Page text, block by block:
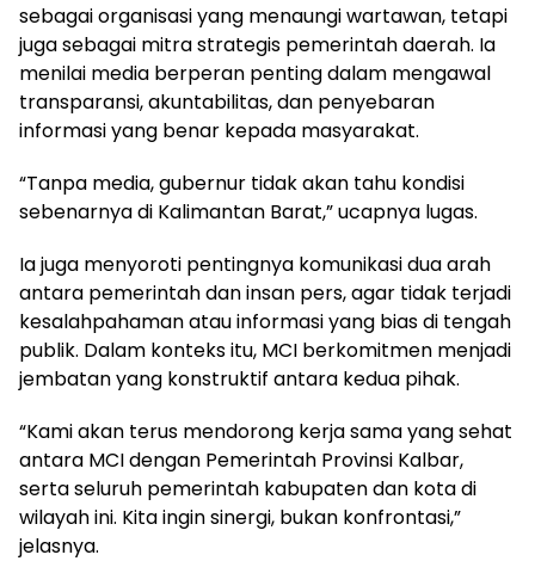
sebagai organisasi yang menaungi wartawan, tetapi
juga sebagai mitra strategis pemerintah daerah. Ia
menilai media berperan penting dalam mengawal
transparansi, akuntabilitas, dan penyebaran
informasi yang benar kepada masyarakat.
“Tanpa media, gubernur tidak akan tahu kondisi
sebenarnya di Kalimantan Barat,” ucapnya lugas.
Ia juga menyoroti pentingnya komunikasi dua arah
antara pemerintah dan insan pers, agar tidak terjadi
kesalahpahaman atau informasi yang bias di tengah
publik. Dalam konteks itu, MCI berkomitmen menjadi
jembatan yang konstruktif antara kedua pihak.
“Kami akan terus mendorong kerja sama yang sehat
antara MCI dengan Pemerintah Provinsi Kalbar,
serta seluruh pemerintah kabupaten dan kota di
wilayah ini. Kita ingin sinergi, bukan konfrontasi,”
jelasnya.